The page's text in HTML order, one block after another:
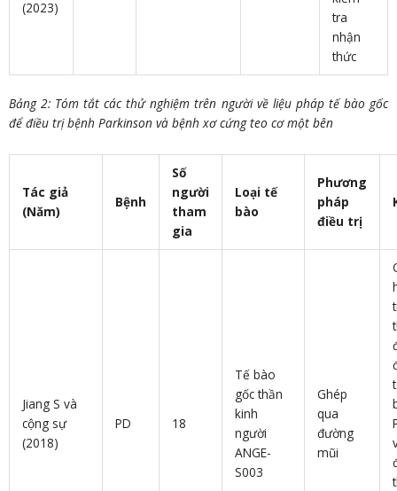
(2023)
tra
nhận
thức
Bảng 2: Tóm tắt các thử nghiệm trên người về liệu pháp tế bào gốc
để điều trị bệnh Parkinson và bệnh xơ cứng teo cơ một bên
Tác giả
(Năm)
Bệnh
Số
người
tham
gia
Loại tế
bào
Phương
pháp
điều trị
Jiang S và
cộng sự
(2018)
PD 18
Tế bào
gốc thần
kinh
người
ANGE-
S003
Ghép
qua
đường
mũi